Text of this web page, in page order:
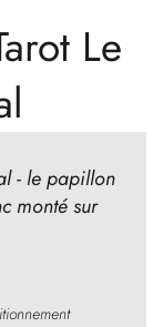
Le
- le papillon
monté sur